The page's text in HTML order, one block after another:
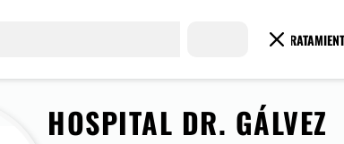
HOSPITAL DR. GÁLVEZ